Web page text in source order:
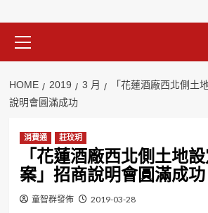
Menu
HOME 2019 3 月
「花蓮酒廠西北側土
說明會圓滿成功
消費通 莊玟玥
「花蓮酒廠西北側土地
案」招商說明會圓滿成功
童智群發佈 2019-03-28